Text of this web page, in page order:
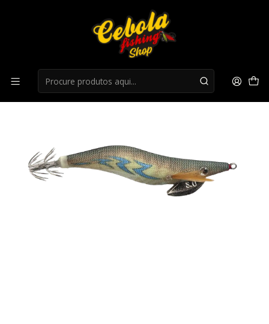
Vega Egi Tori 2,5 - 504